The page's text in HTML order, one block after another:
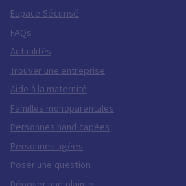
Espace Sécurisé
FAQs
Actualités
Trouver une entreprise
Aide à la maternité
Familles monoparentales
Personnes handicapées
Personnes agées
Poser une question